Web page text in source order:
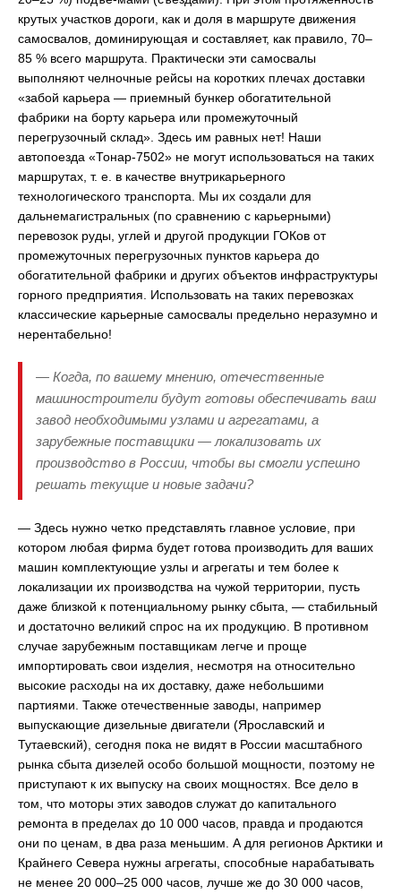
крутых участков дороги, как и доля в маршруте движения
самосвалов, доминирующая и составляет, как правило, 70–
85 % всего маршрута. Практически эти самосвалы
выполняют челночные рейсы на коротких плечах доставки
«забой карьера — приемный бункер обогатительной
фабрики на борту карьера или промежуточный
перегрузочный склад». Здесь им равных нет! Наши
автопоезда «Тонар-7502» не могут использоваться на таких
маршрутах, т. е. в качестве внутрикарьерного
технологического транспорта. Мы их создали для
дальнемагистральных (по сравнению с карьерными)
перевозок руды, углей и другой продукции ГОКов от
промежуточных перегрузочных пунктов карьера до
обогатительной фабрики и других объектов инфраструктуры
горного предприятия. Использовать на таких перевозках
классические карьерные самосвалы предельно неразумно и
нерентабельно!
— Когда, по вашему мнению, отечественные
машиностроители будут готовы обеспечивать ваш
завод необходимыми узлами и агрегатами, а
зарубежные поставщики — локализовать их
производство в России, чтобы вы смогли успешно
решать текущие и новые задачи?
— Здесь нужно четко представлять главное условие, при
котором любая фирма будет готова производить для ваших
машин комплектующие узлы и агрегаты и тем более к
локализации их производства на чужой территории, пусть
даже близкой к потенциальному рынку сбыта, — стабильный
и достаточно великий спрос на их продукцию. В противном
случае зарубежным поставщикам легче и проще
импортировать свои изделия, несмотря на относительно
высокие расходы на их доставку, даже небольшими
партиями. Также отечественные заводы, например
выпускающие дизельные двигатели (Ярославский и
Тутаевский), сегодня пока не видят в России масштабного
рынка сбыта дизелей особо большой мощности, поэтому не
приступают к их выпуску на своих мощностях. Все дело в
том, что моторы этих заводов служат до капитального
ремонта в пределах до 10 000 часов, правда и продаются
они по ценам, в два раза меньшим. А для регионов Арктики и
Крайнего Севера нужны агрегаты, способные нарабатывать
не менее 20 000–25 000 часов, лучше же до 30 000 часов,